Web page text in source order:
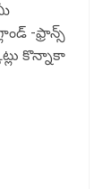
-ఫ్రాన్స్
కొన్నాకా